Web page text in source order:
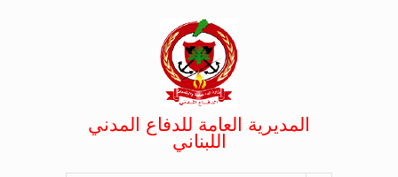
المديرية العامة للدفاع المدني
اللبناني